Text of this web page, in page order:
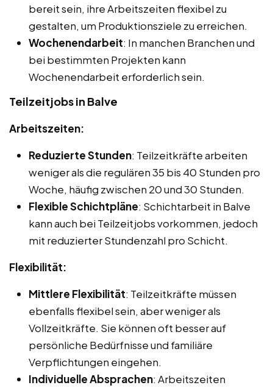
bereit sein, ihre Arbeitszeiten flexibel zu
gestalten, um Produktionsziele zu erreichen.
Wochenendarbeit: In manchen Branchen und
bei bestimmten Projekten kann
Wochenendarbeit erforderlich sein.
Teilzeitjobs in Balve
Arbeitszeiten:
Reduzierte Stunden: Teilzeitkräfte arbeiten
weniger als die regulären 35 bis 40 Stunden pro
Woche, häufig zwischen 20 und 30 Stunden.
Flexible Schichtpläne: Schichtarbeit in Balve
kann auch bei Teilzeitjobs vorkommen, jedoch
mit reduzierter Stundenzahl pro Schicht.
Flexibilität:
Mittlere Flexibilität: Teilzeitkräfte müssen
ebenfalls flexibel sein, aber weniger als
Vollzeitkräfte. Sie können oft besser auf
persönliche Bedürfnisse und familiäre
Verpflichtungen eingehen.
Individuelle Absprachen: Arbeitszeiten